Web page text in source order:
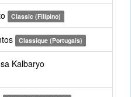
Classic (Filipino)
Classique (Portugais)
Kalbaryo